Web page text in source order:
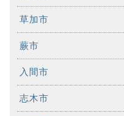
草加市
蕨市
入間市
志木市